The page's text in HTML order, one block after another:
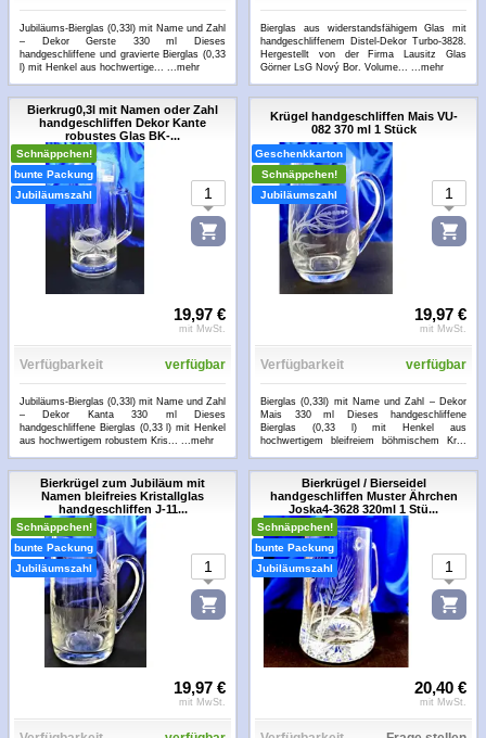
Jubiläums-Bierglas (0,33l) mit Name und Zahl
– Dekor Gerste 330 ml Dieses
handgeschliffene und gravierte Bierglas (0,33
l) mit Henkel aus hochwertige... ...mehr
Bierglas aus widerstandsfähigem Glas mit
handgeschliffenem Distel-Dekor Turbo-3828.
Hergestellt von der Firma Lausitz Glas
Görner LsG Nový Bor. Volume... ...mehr
Bierkrug0,3l mit Namen oder Zahl
handgeschliffen Dekor Kante
robustes Glas BK-...
Schnäppchen!
bunte Packung
Jubiläumszahl
19,97 €
mit MwSt.
Verfügbarkeit verfügbar
Jubiläums-Bierglas (0,33l) mit Name und Zahl
– Dekor Kanta 330 ml Dieses
handgeschliffene Bierglas (0,33 l) mit Henkel
aus hochwertigem robustem Kris... ...mehr
Krügel handgeschliffen Mais VU-
082 370 ml 1 Stück
Geschenkkarton
Schnäppchen!
Jubiläumszahl
19,97 €
mit MwSt.
Verfügbarkeit verfügbar
Bierglas (0,33l) mit Name und Zahl – Dekor
Mais 330 ml Dieses handgeschliffene
Bierglas (0,33 l) mit Henkel aus
hochwertigem bleifreiem böhmischem Kr...
Bierkrügel zum Jubiläum mit
Namen bleifreies Kristallglas
handgeschliffen J-11...
Schnäppchen!
bunte Packung
Jubiläumszahl
19,97 €
mit MwSt.
Bierkrügel / Bierseidel
handgeschliffen Muster Ährchen
Joska4-3628 320ml 1 Stü...
Schnäppchen!
bunte Packung
Jubiläumszahl
20,40 €
mit MwSt.